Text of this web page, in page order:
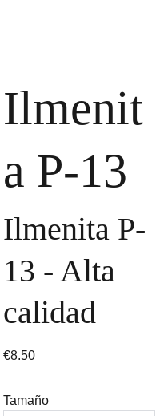
Ilmenit
a P-13
Ilmenita P-
13 - Alta
calidad
€8.50
Tamaño